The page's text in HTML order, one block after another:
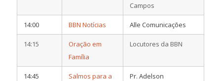
Campos
14:00 BBN Notícias Alle Comunicações
14:15
Oração em
Família
Locutores da BBN
14:45
Salmos para a
Pr. Adelson